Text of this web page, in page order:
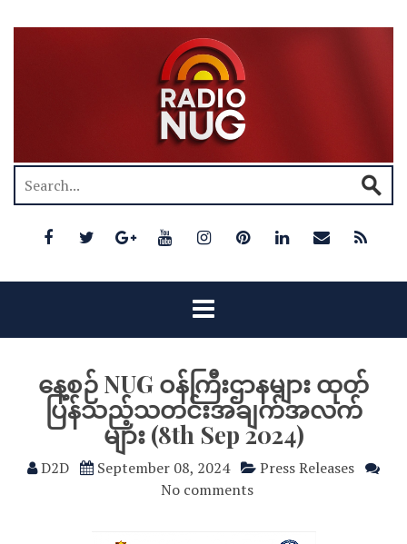
နေ့စဉ် NUG ဝန်ကြီးဌာနများ ထုတ်
ပြန်သည့်သတင်းအချက်အလက်
များ (8th Sep 2024)
D2D September 08, 2024
Press Releases
No comments